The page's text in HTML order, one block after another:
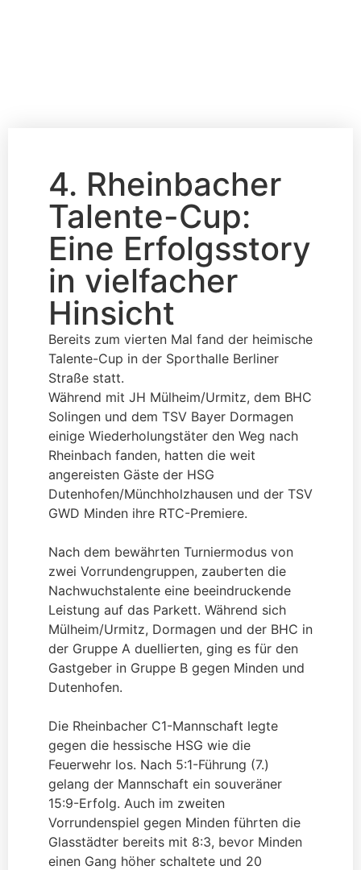
4. Rheinbacher
Talente-Cup:
Eine Erfolgsstory
in vielfacher
Hinsicht
Bereits zum vierten Mal fand der heimische
Talente-Cup in der Sporthalle Berliner
Straße statt.
Während mit JH Mülheim/Urmitz, dem BHC
Solingen und dem TSV Bayer Dormagen
einige Wiederholungstäter den Weg nach
Rheinbach fanden, hatten die weit
angereisten Gäste der HSG
Dutenhofen/Münchholzhausen und der TSV
GWD Minden ihre RTC-Premiere.
Nach dem bewährten Turniermodus von
zwei Vorrundengruppen, zauberten die
Nachwuchstalente eine beeindruckende
Leistung auf das Parkett. Während sich
Mülheim/Urmitz, Dormagen und der BHC in
der Gruppe A duellierten, ging es für den
Gastgeber in Gruppe B gegen Minden und
Dutenhofen.
Die Rheinbacher C1-Mannschaft legte
gegen die hessische HSG wie die
Feuerwehr los. Nach 5:1-Führung (7.)
gelang der Mannschaft ein souveräner
15:9-Erfolg. Auch im zweiten
Vorrundenspiel gegen Minden führten die
Glasstädter bereits mit 8:3, bevor Minden
einen Gang höher schaltete und 20